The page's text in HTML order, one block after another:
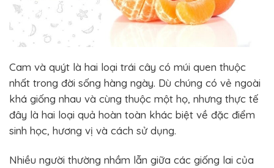
Cam và quýt là hai loại trái cây có múi quen thuộc
nhất trong đời sống hàng ngày. Dù chúng có vẻ ngoài
khá giống nhau và cùng thuộc một họ, nhưng thực tế
đây là hai loại quả hoàn toàn khác biệt về đặc điểm
sinh học, hương vị và cách sử dụng.
Nhiều người thường nhầm lẫn giữa các giống lai của